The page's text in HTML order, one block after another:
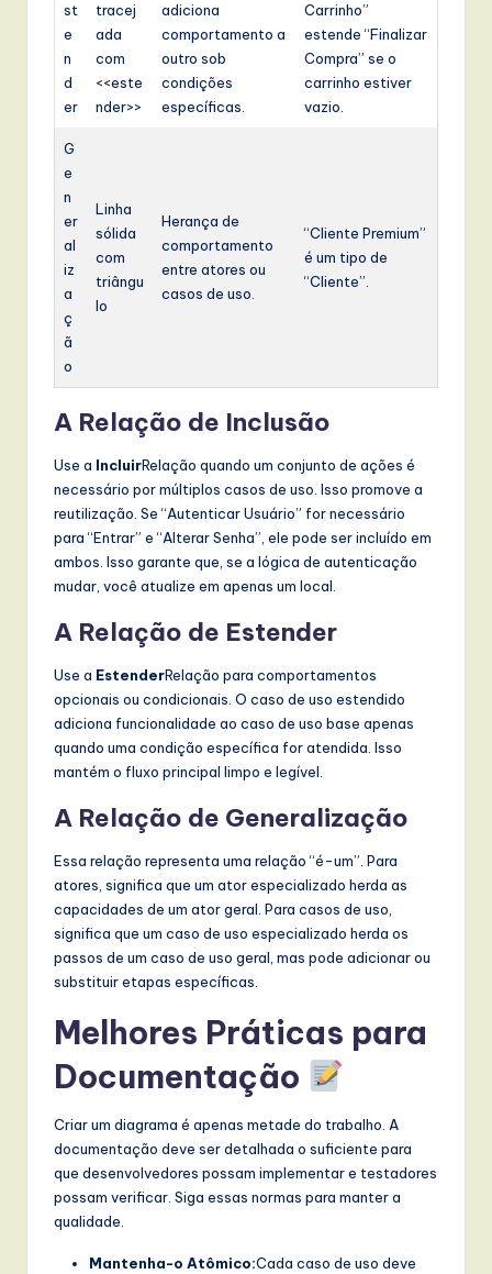
st
e
n
d
er
tracej
ada
com
<<este
nder>>
adiciona
comportamento a
outro sob
condições
específicas.
Carrinho”
estende “Finalizar
Compra” se o
carrinho estiver
vazio.
G
e
n
er
al
iz
a
ç
ã
o
Linha
sólida
com
triângu
lo
Herança de
comportamento
entre atores ou
casos de uso.
“Cliente Premium”
é um tipo de
“Cliente”.
A Relação de Inclusão
Use a IncluirRelação quando um conjunto de ações é
necessário por múltiplos casos de uso. Isso promove a
reutilização. Se “Autenticar Usuário” for necessário
para “Entrar” e “Alterar Senha”, ele pode ser incluído em
ambos. Isso garante que, se a lógica de autenticação
mudar, você atualize em apenas um local.
A Relação de Estender
Use a EstenderRelação para comportamentos
opcionais ou condicionais. O caso de uso estendido
adiciona funcionalidade ao caso de uso base apenas
quando uma condição específica for atendida. Isso
mantém o fluxo principal limpo e legível.
A Relação de Generalização
Essa relação representa uma relação “é-um”. Para
atores, significa que um ator especializado herda as
capacidades de um ator geral. Para casos de uso,
significa que um caso de uso especializado herda os
passos de um caso de uso geral, mas pode adicionar ou
substituir etapas específicas.
Melhores Práticas para
Documentação
Criar um diagrama é apenas metade do trabalho. A
documentação deve ser detalhada o suficiente para
que desenvolvedores possam implementar e testadores
possam verificar. Siga essas normas para manter a
qualidade.
Mantenha-o Atômico:Cada caso de uso deve